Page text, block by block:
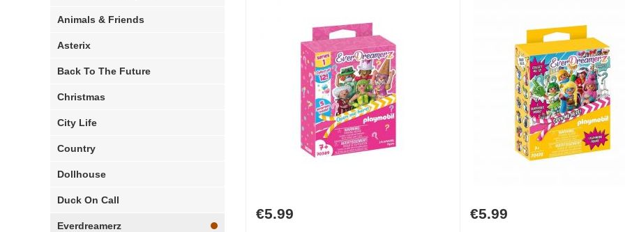
€5.99 €5.99
Animals & Friends
Asterix
Back To The Future
Christmas
City Life
Country
Dollhouse
Duck On Call
Everdreamerz